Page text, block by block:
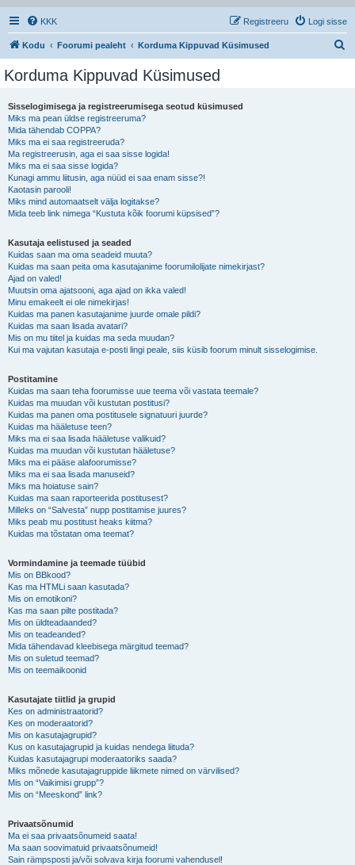
KKK Logi sisse
Registreeru
Kodu Foorumi pealeht Korduma Kippuvad Küsimused
Korduma Kippuvad Küsimused
Sisselogimisega ja registreerumisega seotud küsimused
Miks ma pean üldse registreeruma?
Mida tähendab COPPA?
Miks ma ei saa registreeruda?
Ma registreerusin, aga ei saa sisse logida!
Miks ma ei saa sisse logida?
Kunagi ammu liitusin, aga nüüd ei saa enam sisse?!
Kaotasin parooli!
Miks mind automaatselt välja logitakse?
Mida teeb link nimega “Kustuta kõik foorumi küpsised”?
Kasutaja eelistused ja seaded
Kuidas saan ma oma seadeid muuta?
Kuidas ma saan peita oma kasutajanime foorumilolijate nimekirjast?
Ajad on valed!
Muutsin oma ajatsooni, aga ajad on ikka valed!
Minu emakeelt ei ole nimekirjas!
Kuidas ma panen kasutajanime juurde omale pildi?
Kuidas ma saan lisada avatari?
Mis on mu tiitel ja kuidas ma seda muudan?
Kui ma vajutan kasutaja e-posti lingi peale, siis küsib foorum minult sisselogimise.
Postitamine
Kuidas ma saan teha foorumisse uue teema või vastata teemale?
Kuidas ma muudan või kustutan postitusi?
Kuidas ma panen oma postitusele signatuuri juurde?
Kuidas ma hääletuse teen?
Miks ma ei saa lisada hääletuse valikuid?
Kuidas ma muudan või kustutan hääletuse?
Miks ma ei pääse alafoorumisse?
Miks ma ei saa lisada manuseid?
Miks ma hoiatuse sain?
Kuidas ma saan raporteerida postitusest?
Milleks on “Salvesta” nupp postitamise juures?
Miks peab mu postitust heaks kiitma?
Kuidas ma tõstatan oma teemat?
Vormindamine ja teemade tüübid
Mis on BBkood?
Kas ma HTMLi saan kasutada?
Mis on emotikoni?
Kas ma saan pilte postitada?
Mis on üldteadaanded?
Mis on teadeanded?
Mida tähendavad kleebisega märgitud teemad?
Mis on suletud teemad?
Mis on teemaikoonid
Kasutajate tiitlid ja grupid
Kes on administraatorid?
Kes on moderaatorid?
Mis on kasutajagrupid?
Kus on kasutajagrupid ja kuidas nendega liituda?
Kuidas kasutajagrupi moderaatoriks saada?
Miks mõnede kasutajagruppide liikmete nimed on värvilised?
Mis on “Vaikimisi grupp”?
Mis on “Meeskond” link?
Privaatsõnumid
Ma ei saa privaatsõnumeid saata!
Ma saan soovimatuid privaatsõnumeid!
Sain rämpsposti ja/või solvava kirja foorumi vahendusel!